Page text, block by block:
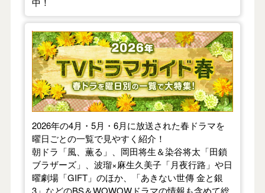
【2026年春】TVドラマガイド
2026年の4月・5月・6月に放送された春ドラマを
曜日ごとの一覧で見やすく紹介！
朝ドラ「風、薫る」、岡田将生＆染谷将太「田鎖
ブラザーズ」、波瑠×麻生久美子「月夜行路」や日
曜劇場「GIFT」のほか、「あきない世傳 金と銀